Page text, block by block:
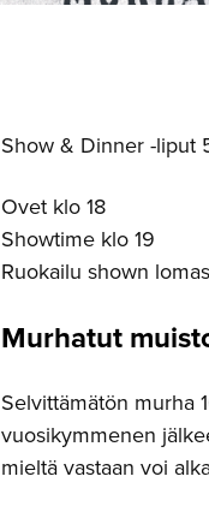
Show & Dinner -liput
Ovet klo 18
Showtime klo 19
Ruokailu shown
Murhatut
Selvittämätön murha
vuosikymmenen
mieltä vastaan voi